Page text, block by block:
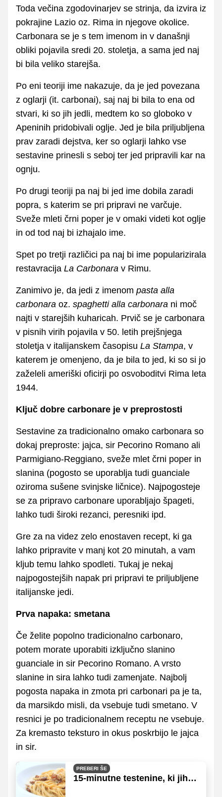
Toda večina zgodovinarjev se strinja, da izvira iz
pokrajine Lazio oz. Rima in njegove okolice.
Carbonara se je s tem imenom in v današnji
obliki pojavila sredi 20. stoletja, a sama jed naj
bi bila veliko starejša.
Po eni teoriji ime nakazuje, da je jed povezana
z oglarji (it. carbonai), saj naj bi bila to ena od
stvari, ki so jih jedli, medtem ko so globoko v
Apeninih pridobivali oglje. Jed je bila priljubljena
prav zaradi dejstva, ker so oglarji lahko vse
sestavine prinesli s seboj ter jed pripravili kar na
ognju.
Po drugi teoriji pa naj bi jed ime dobila zaradi
popra, s katerim se pri pripravi ne varčuje.
Sveže mleti črni poper je v omaki videti kot oglje
in od tod naj bi izhajalo ime.
Spet po tretji različici pa naj bi ime popularizirala
restavracija La Carbonara v Rimu.
Zanimivo je, da jedi z imenom pasta alla
carbonara oz. spaghetti alla carbonara ni moč
najti v starejših kuharicah. Prvič se je carbonara
v pisnih virih pojavila v 50. letih prejšnjega
stoletja v italijanskem časopisu La Stampa, v
katerem je omenjeno, da je bila to jed, ki so si jo
zaželeli ameriški oficirji po osvoboditvi Rima leta
1944.
Ključ dobre carbonare je v preprostosti
Sestavine za tradicionalno omako carbonara so
dokaj preproste: jajca, sir Pecorino Romano ali
Parmigiano-Reggiano, sveže mlet črni poper in
slanina (pogosto se uporablja tudi guanciale
oziroma sušene svinjske ličnice). Najpogosteje
se za pripravo carbonare uporabljajo špageti,
lahko tudi široki rezanci, peresniki ipd.
Gre za na videz zelo enostaven recept, ki ga
lahko pripravite v manj kot 20 minutah, a vam
kljub temu lahko spodleti. Tukaj je nekaj
najpogostejših napak pri pripravi te priljubljene
italijanske jedi.
Prva napaka: smetana
Če želite popolno tradicionalno carbonaro,
potem morate uporabiti izključno slanino
guanciale in sir Pecorino Romano. A vrsto
slanine in sira lahko tudi zamenjate. Najbolj
pogosta napaka in zmota pri carbonari pa je ta,
da marsikdo misli, da vsebuje tudi smetano. V
resnici je po tradicionalnem receptu ne vsebuje.
Za kremasto teksturo in okus poskrbijo le jajca
in sir.
PREBERI ŠE
15-minutne testenine, ki jih